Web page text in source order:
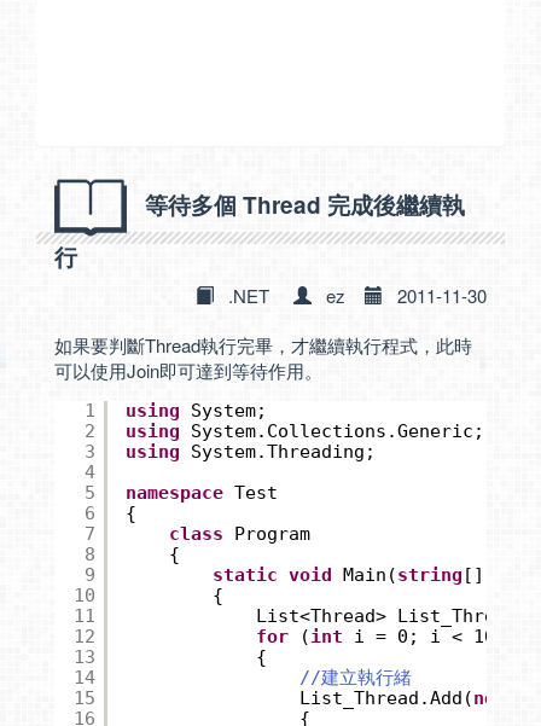
等待多個 Thread 完成後繼續執
行
.NET ez
2011-11-30
如果要判斷Thread執行完畢，才繼續執行程式，此時
可以使用Join即可達到等待作用。
1
2
3
4
5
6
7
8
9
10
11
12
13
14
15
16
using
System;
using
System.Collections.Generic;
using
System.Threading;
namespace Test
{
class
Program
{
static void Main(string []
{
List<Thread> List_Thread
for
(int
i = 0; i < 10;
{
//建立執行緒
List_Thread.Add(new
{